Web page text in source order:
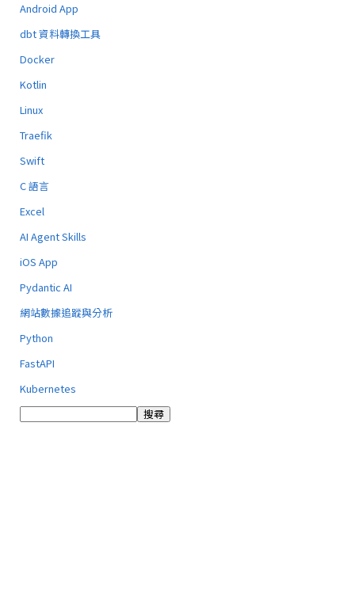
Android App
dbt 資料轉換工具
Docker
Kotlin
Linux
Traefik
Swift
C 語言
Excel
AI Agent Skills
iOS App
Pydantic AI
網站數據追蹤與分析
Python
FastAPI
Kubernetes